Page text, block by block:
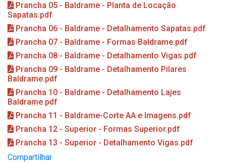
Prancha 05 - Baldrame - Planta de Locação
Sapatas.pdf
Prancha 06 - Baldrame - Detalhamento Sapatas.pdf
Prancha 07 - Baldrame - Formas Baldrame.pdf
Prancha 08 - Baldrame - Detalhamento Vigas.pdf
Prancha 09 - Baldrame - Detalhamento Pilares
Baldrame.pdf
Prancha 10 - Baldrame - Detalhamento Lajes
Baldrame.pdf
Prancha 11 - Baldrame-Corte AA e Imagens.pdf
Prancha 12 - Superior - Formas Superior.pdf
Prancha 13 - Superior - Detalhamento Vigas.pdf
Compartilhar